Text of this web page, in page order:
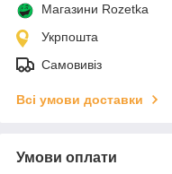
Магазини Rozetka
Укрпошта
Самовивіз
Всі умови доставки
Умови оплати